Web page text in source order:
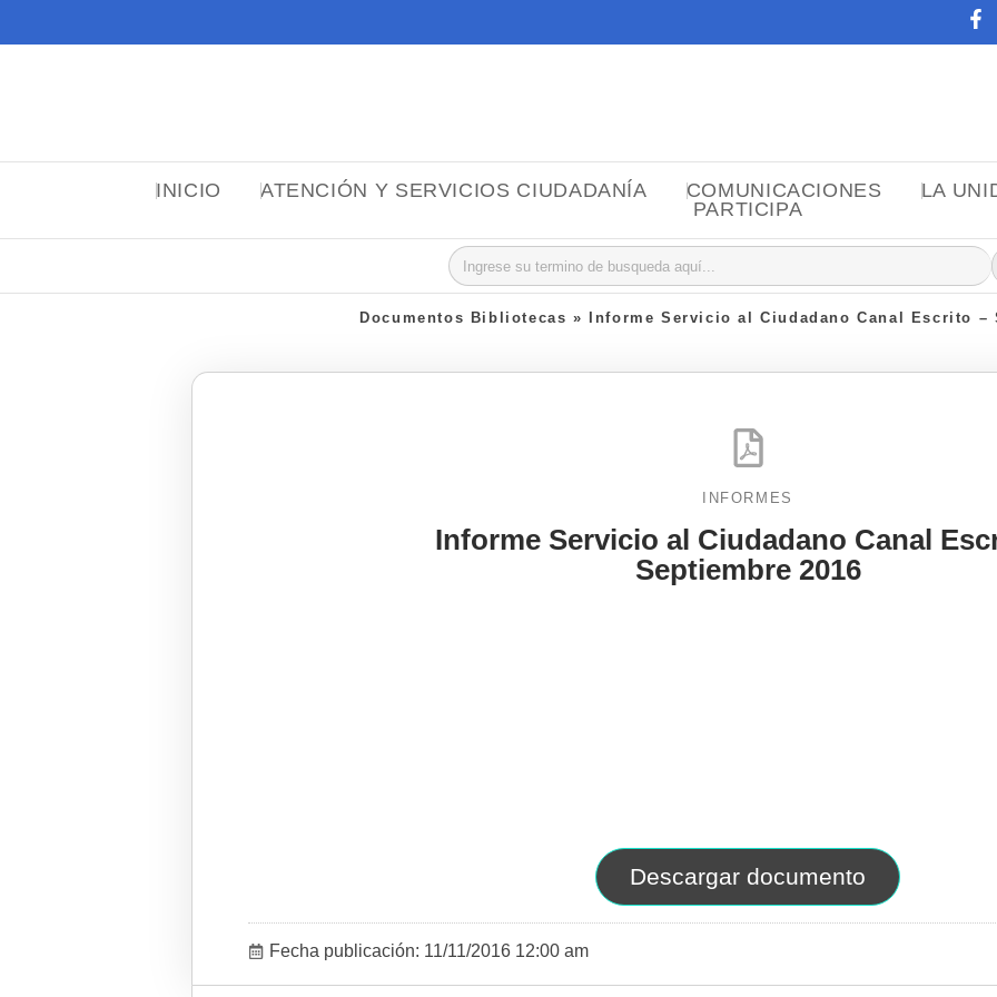
INICIO ATENCIÓN Y SERVICIOS CIUDADANÍA COMUNICACIONES LA
PARTICIPA
Buscar:
Documentos Bibliotecas» Informe Servicio al Ciudadano Canal Escrito –
INFORMES
Informe Servicio al Ciudadano Canal
Septiembre 2016
Descargar documento
Fecha publicación: 11/11/2016 12:00 am